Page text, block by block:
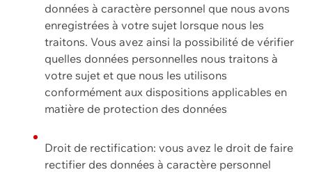
données à caractère personnel que nous avons
enregistrées à votre sujet lorsque nous les
traitons. Vous avez ainsi la possibilité de vérifier
quelles données personnelles nous traitons à
votre sujet et que nous les utilisons
conformément aux dispositions applicables en
matière de protection des données
Droit de rectification: vous avez le droit de faire
rectifier des données à caractère personnel